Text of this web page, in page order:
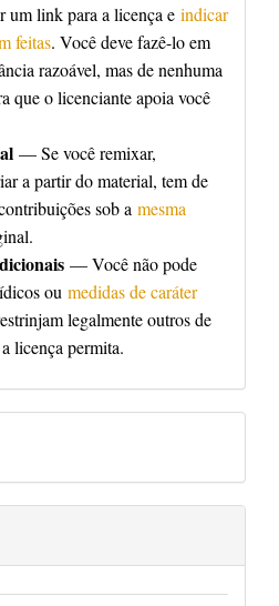
um link para a licença e indicar
feitas. Você deve fazê-lo em
razoável, mas de nenhuma
que o licenciante apoia você
— Se você remixar,
a partir do material, tem de
sob a mesma
— Você não pode
ou medidas de caráter
legalmente outros de
licença permita.